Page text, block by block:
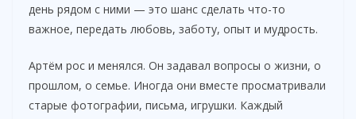
день рядом с ними — это шанс сделать что-то
важное, передать любовь, заботу, опыт и мудрость.
Артём рос и менялся. Он задавал вопросы о жизни, о
прошлом, о семье. Иногда они вместе просматривали
старые фотографии, письма, игрушки. Каждый